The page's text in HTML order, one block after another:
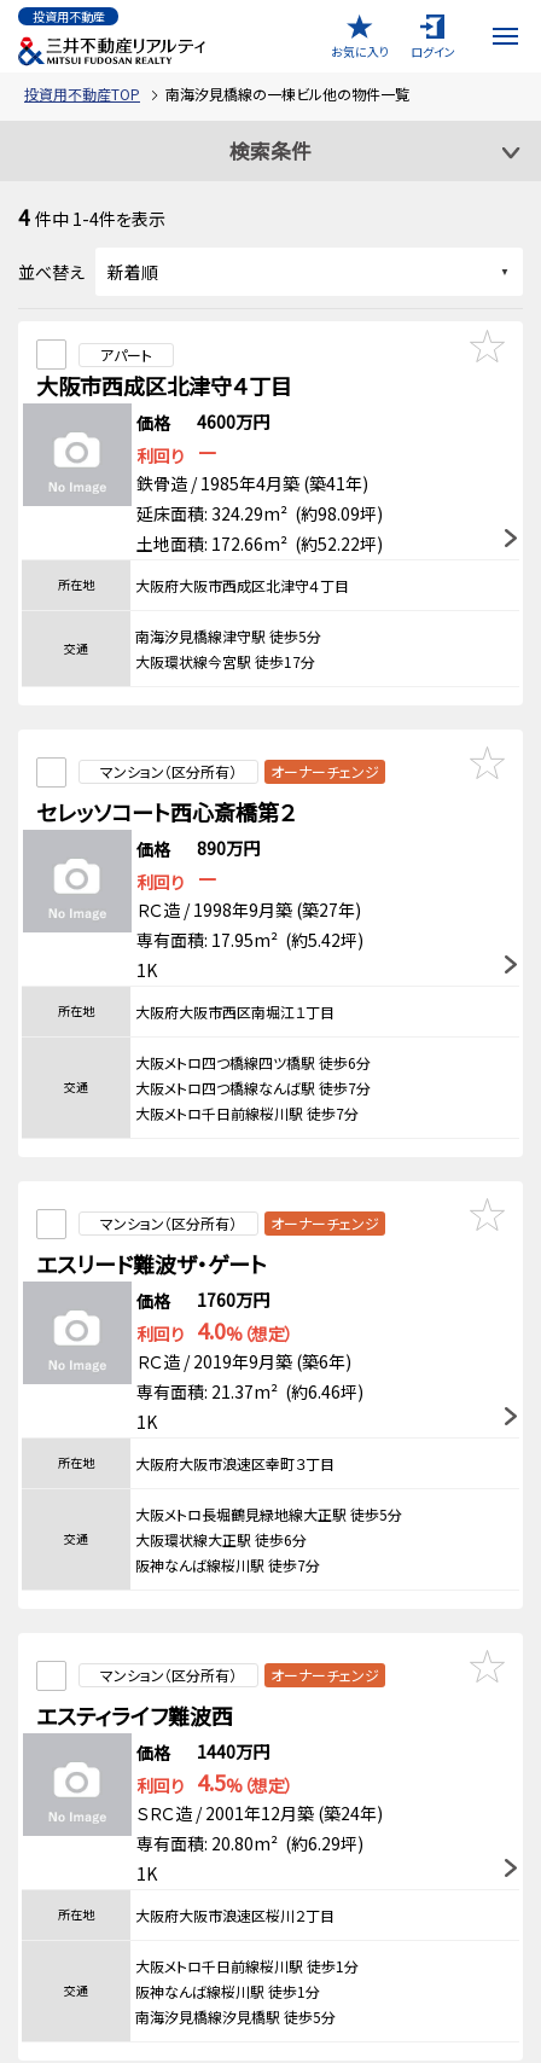
投資用不動産
お気に入り
ログイン
投資用不動産TOP 南海汐見橋線の一棟ビル他の物件一覧
検索条件
4 件中 1-4件を表示
並べ替え
アパート
大阪市西成区北津守４丁目
価格
4600万円
利回り
－
鉄骨造 / 1985年4月築 (築41年)
延床面積: 324.29m² (約98.09坪)
土地面積: 172.66m² (約52.22坪)
所在地 大阪府大阪市西成区北津守４丁目
交通
南海汐見橋線津守駅 徒歩5分
大阪環状線今宮駅 徒歩17分
マンション（区分所有） オーナーチェンジ
セレッソコート西心斎橋第２
価格
890万円
利回り
－
ＲＣ造 / 1998年9月築 (築27年)
専有面積: 17.95m² (約5.42坪)
1K
所在地 大阪府大阪市西区南堀江１丁目
交通
大阪メトロ四つ橋線四ツ橋駅 徒歩6分
大阪メトロ四つ橋線なんば駅 徒歩7分
大阪メトロ千日前線桜川駅 徒歩7分
マンション（区分所有） オーナーチェンジ
エスリード難波ザ・ゲート
価格
1760万円
利回り 4.0%（想定）
ＲＣ造 / 2019年9月築 (築6年)
専有面積: 21.37m² (約6.46坪)
1K
所在地 大阪府大阪市浪速区幸町３丁目
交通
大阪メトロ長堀鶴見緑地線大正駅 徒歩5分
大阪環状線大正駅 徒歩6分
阪神なんば線桜川駅 徒歩7分
マンション（区分所有） オーナーチェンジ
エスティライフ難波西
価格
1440万円
利回り 4.5%（想定）
ＳＲＣ造 / 2001年12月築 (築24年)
専有面積: 20.80m² (約6.29坪)
1K
所在地 大阪府大阪市浪速区桜川２丁目
交通
大阪メトロ千日前線桜川駅 徒歩1分
阪神なんば線桜川駅 徒歩1分
南海汐見橋線汐見橋駅 徒歩5分